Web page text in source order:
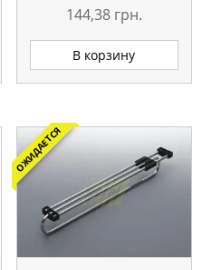
144,38 грн.
В корзину
ОЖИДАЕТСЯ